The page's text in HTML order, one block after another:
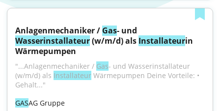
Anlagenmechaniker / Gas
Wasserinstallateur (w/m/d) als Installateurin
Wärmepumpen
"...Anlagenmechaniker / Gas- und Wasserinstallateur
(w/m/d) als Installateur Wärmepumpen Deine Vorteile: •
Gehalt..."
GASAG Gruppe